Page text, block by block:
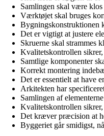
Samlingen skal være
Værktøjet skal bruges
Bygningskonstruktionen
Det er vigtigt at justere
Skruerne skal strammes
Kvalitetskontrollen
Samtlige komponenter
Korrekt montering
Det er essentielt at have
Arkitekten har
Samlingen af
Kvalitetskontrollen
Det kræver præcision at
Byggeriet går smidigst,